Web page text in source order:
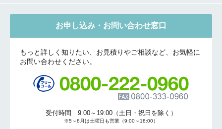
お申し込み・お問い合わせ窓口
もっと詳しく知りたい、お見積りやご相談など、お気軽に
お問い合わせください。
受付時間 9:00～19:00（土日・祝日を除く）
※5～8月は土曜日も営業（9:00～18:00）